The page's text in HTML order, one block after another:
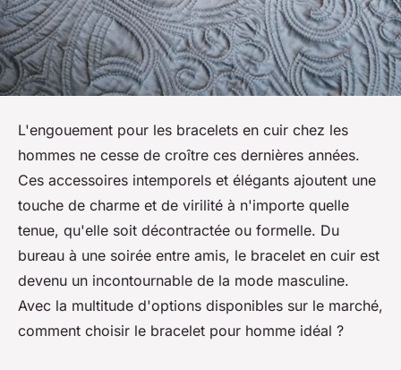
L'engouement pour les bracelets en cuir chez les
hommes ne cesse de croître ces dernières années.
Ces accessoires intemporels et élégants ajoutent une
touche de charme et de virilité à n'importe quelle
tenue, qu'elle soit décontractée ou formelle. Du
bureau à une soirée entre amis, le bracelet en cuir est
devenu un incontournable de la mode masculine.
Avec la multitude d'options disponibles sur le marché,
comment choisir le bracelet pour homme idéal ?